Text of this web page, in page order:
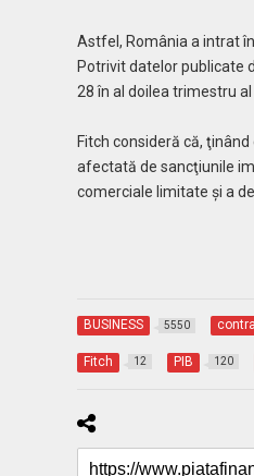
Astfel, România a intrat
Potrivit datelor publicate
28 în al doilea trimestru al
Fitch consideră că,
afectată de sancţiunile
comerciale limitate şi a
BUSINESS 5550
Fitch 12 PIB 120